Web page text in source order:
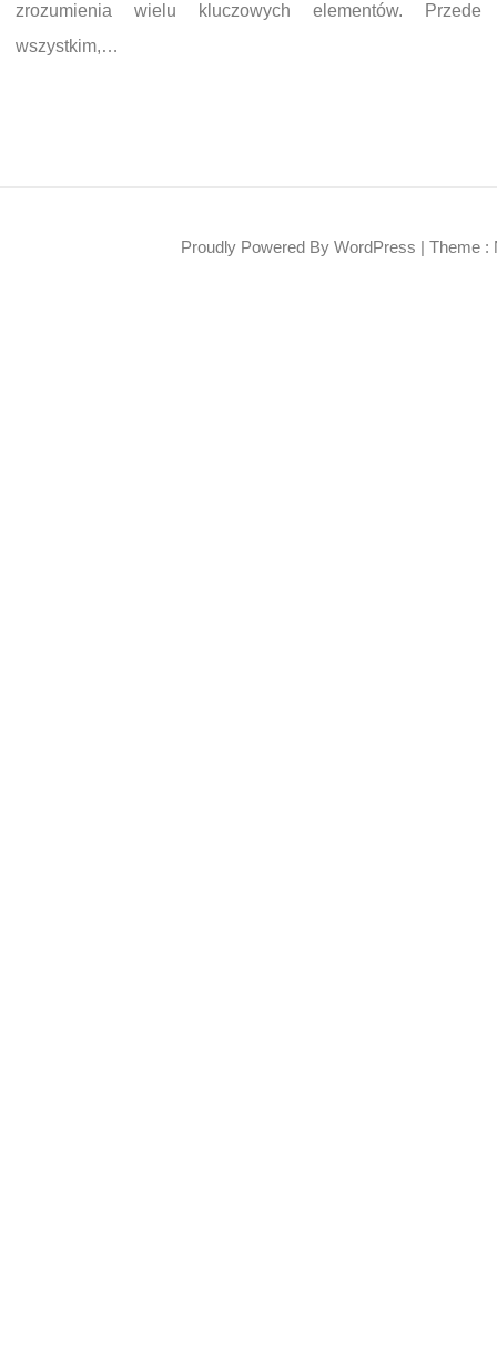
zrozumienia wielu kluczowych elementów. Przede
wszystkim,…
Proudly Powered By WordPress | Theme :